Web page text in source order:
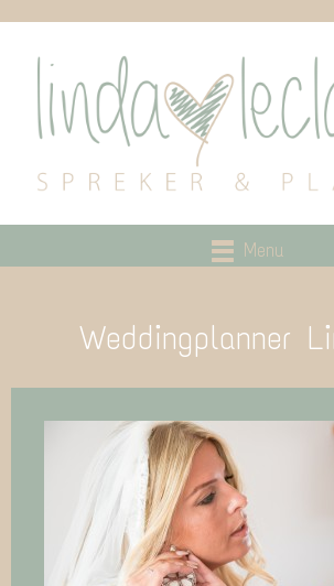
Menu
Weddingplanner